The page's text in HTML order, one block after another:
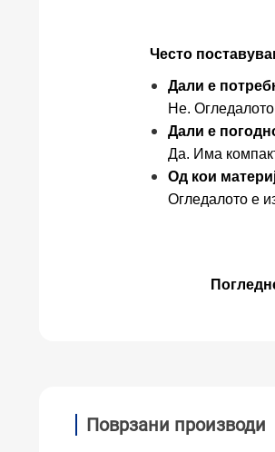
Често
Дали е
Не.
Дали е
Да. Има
Од кои
Огледалото е
Поврзани производи